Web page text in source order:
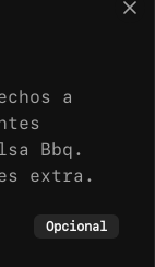
o macarron
a
Bbq.
extra.
Opcional